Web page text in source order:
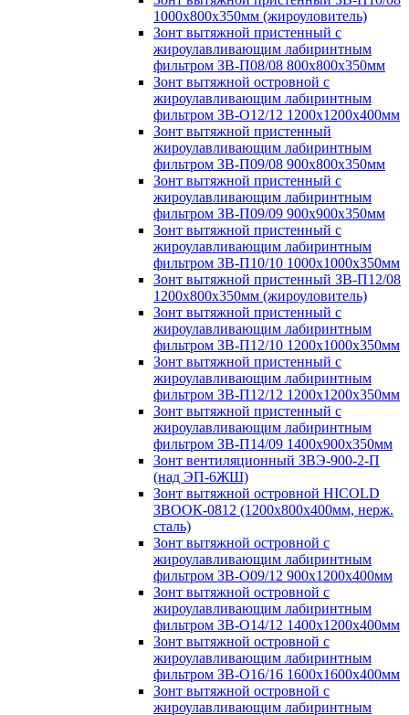
1000х800х350мм (жироуловитель)
Зонт вытяжной пристенный с
жироулавливающим лабиринтным
фильтром ЗВ-П08/08 800х800х350мм
Зонт вытяжной островной с
жироулавливающим лабиринтным
фильтром ЗВ-О12/12 1200х1200х400мм
Зонт вытяжной пристенный
жироулавливающим лабиринтным
фильтром ЗВ-П09/08 900х800х350мм
Зонт вытяжной пристенный с
жироулавливающим лабиринтным
фильтром ЗВ-П09/09 900х900х350мм
Зонт вытяжной пристенный с
жироулавливающим лабиринтным
фильтром ЗВ-П10/10 1000х1000х350мм
Зонт вытяжной пристенный ЗВ-П12/08
1200х800х350мм (жироуловитель)
Зонт вытяжной пристенный с
жироулавливающим лабиринтным
фильтром ЗВ-П12/10 1200х1000х350мм
Зонт вытяжной пристенный с
жироулавливающим лабиринтным
фильтром ЗВ-П12/12 1200х1200х350мм
Зонт вытяжной пристенный с
жироулавливающим лабиринтным
фильтром ЗВ-П14/09 1400х900х350мм
Зонт вентиляционный ЗВЭ-900-2-П
(над ЭП-6ЖШ)
Зонт вытяжной островной HICOLD
ЗВООК-0812 (1200х800x400мм, нерж.
сталь)
Зонт вытяжной островной с
жироулавливающим лабиринтным
фильтром ЗВ-О09/12 900х1200х400мм
Зонт вытяжной островной с
жироулавливающим лабиринтным
фильтром ЗВ-О14/12 1400х1200х400мм
Зонт вытяжной островной с
жироулавливающим лабиринтным
фильтром ЗВ-О16/16 1600х1600х400мм
Зонт вытяжной островной с
жироулавливающим лабиринтным